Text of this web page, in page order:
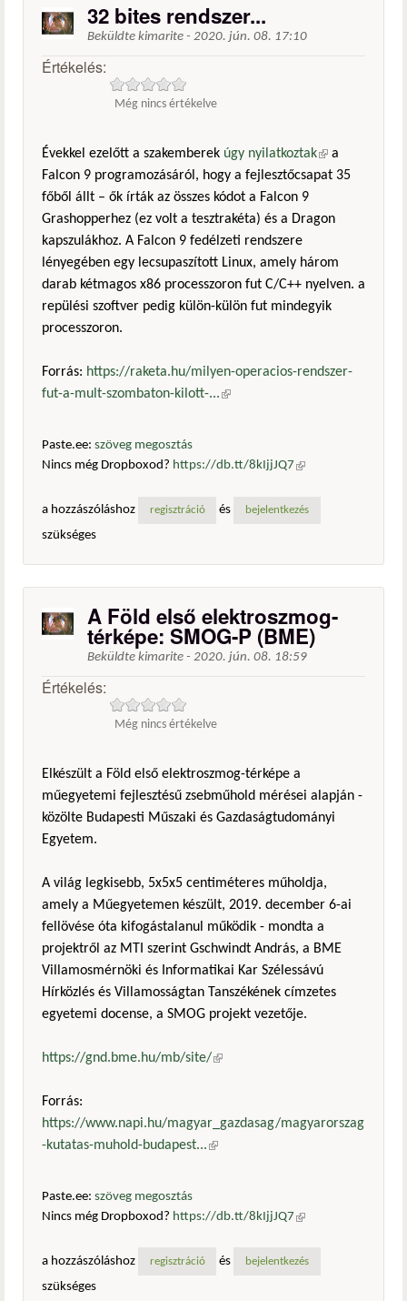
32 bites rendszer...
Beküldte kimarite - 2020. jún. 08. 17:10
Értékelés:
Még nincs értékelve
Évekkel ezelőtt a szakemberek úgy nyilatkoztak(külső
hivatkozás)
a
Falcon 9 programozásáról, hogy a fejlesztőcsapat 35
főből állt – ők írták az összes kódot a Falcon 9
Grashopperhez (ez volt a tesztrakéta) és a Dragon
kapszulákhoz. A Falcon 9 fedélzeti rendszere
lényegében egy lecsupaszított Linux, amely három
darab kétmagos x86 processzoron fut C/C++ nyelven. a
repülési szoftver pedig külön-külön fut mindegyik
processzoron.
Forrás: https://raketa.hu/milyen-operacios-rendszer-
fut-a-mult-szombaton-kilott-...(külső hivatkozás)
Paste.ee: szöveg megosztás
Nincs még Dropboxod? https://db.tt/8kIjjJQ7 (külső
a hozzászóláshoz
regisztráció és bejelentkezés
szükséges
A Föld első elektroszmog-
térképe: SMOG-P (BME)
Beküldte kimarite - 2020. jún. 08. 18:59
Értékelés:
Még nincs értékelve
Elkészült a Föld első elektroszmog-térképe a
műegyetemi fejlesztésű zsebműhold mérései alapján -
közölte Budapesti Műszaki és Gazdaságtudományi
Egyetem.
A világ legkisebb, 5x5x5 centiméteres műholdja,
amely a Műegyetemen készült, 2019. december 6-ai
fellövése óta kifogástalanul működik - mondta a
projektről az MTI szerint Gschwindt András, a BME
Villamosmérnöki és Informatikai Kar Szélessávú
Hírközlés és Villamosságtan Tanszékének címzetes
egyetemi docense, a SMOG projekt vezetője.
https://gnd.bme.hu/mb/site/(külső hivatkozás)
Forrás:
https://www.napi.hu/magyar_gazdasag/magyarorszag
-kutatas-muhold-budapest...(külső hivatkozás)
Paste.ee: szöveg megosztás
Nincs még Dropboxod? https://db.tt/8kIjjJQ7 (külső
a hozzászóláshoz
regisztráció és bejelentkezés
szükséges